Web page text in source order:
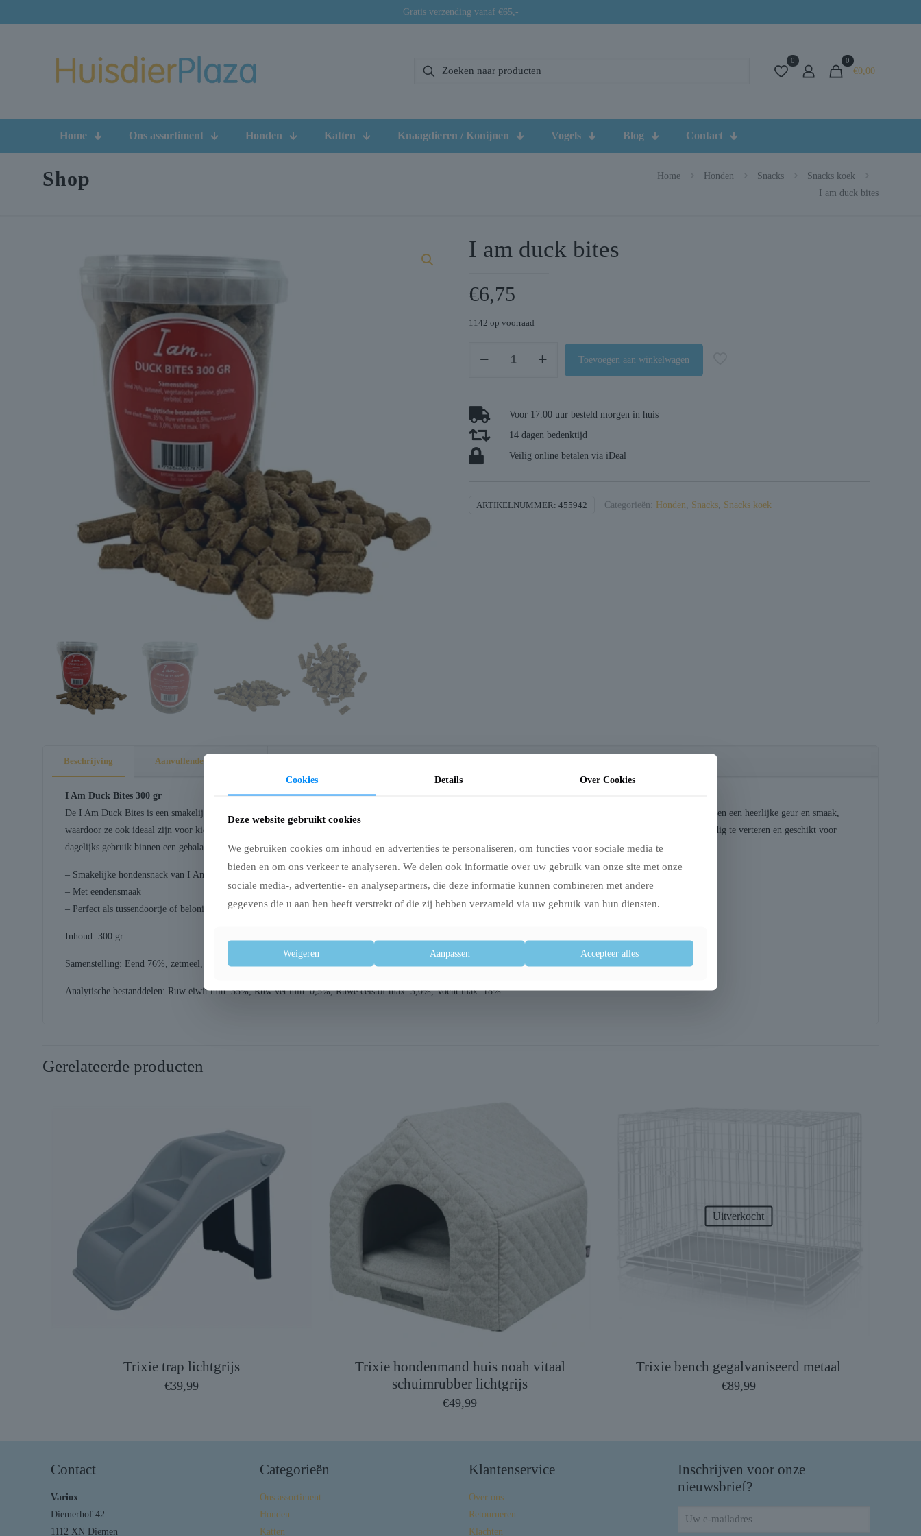
Gratis verzending vanaf €65,-
0 0
€0,00
Home Ons assortiment Honden Katten Knaagdieren / Konijnen Vogels Blog Contact
Shop Home Honden Snacks
Snacks koek
I am duck bites
I am duck bites
€6,75
1142 op voorraad
aantal
Toevoegen aan winkelwagen
Voor 17.00 uur besteld morgen in huis
14 dagen bedenktijd
Veilig online betalen via iDeal
ARTIKELNUMMER: 455942 Categorieën: Honden Snacks Snacks koek
Beschrijving Aanvullende informatie
I Am Duck Bites 300 gr
De I Am Duck Bites is een smakelijke hondensnack gemaakt met maar liefst 76% eendfilet, perfect als tussendoortje of beloning tijdens training. Deze zachte bites hebben een heerlijke geur en smaak,
waardoor ze ook ideaal zijn voor kieskeurige eters. Dankzij de combinatie van eend met lichte toevoegingen zoals zetmeel en vegetarische proteïne zijn de bites eenvoudig te verteren en geschikt voor
dagelijks gebruik binnen een gebalanceerd dieet.
– Smakelijke hondensnack van I Am
– Met eendensmaak
– Perfect als tussendoortje of beloning
Inhoud: 300 gr
Samenstelling: Eend 76%, zetmeel, vegetarische proteïne, glycerine, sorbitol, zout
Analytische bestanddelen: Ruw eiwit min. 35%, Ruw vet min. 0,5%, Ruwe celstof max. 3,0%, Vocht max. 18%
Gerelateerde producten
Trixie trap lichtgrijs
€39,99
Trixie hondenmand huis noah vitaal
schuimrubber lichtgrijs
€49,99
Uitverkocht
Trixie bench gegalvaniseerd metaal
€89,99
Contact
Variox
Diemerhof 42
1112 XN Diemen
Categorieën
Ons assortiment
Honden
Katten
Klantenservice
Over ons
Retourneren
Klachten
Inschrijven voor onze
nieuwsbrief?
Cookies Details Over Cookies
Deze website gebruikt cookies
We gebruiken cookies om inhoud en advertenties te personaliseren, om functies voor sociale media te
bieden en om ons verkeer te analyseren. We delen ook informatie over uw gebruik van onze site met onze
sociale media-, advertentie- en analysepartners, die deze informatie kunnen combineren met andere
gegevens die u aan hen heeft verstrekt of die zij hebben verzameld via uw gebruik van hun diensten.
Weigeren Aanpassen Accepteer alles